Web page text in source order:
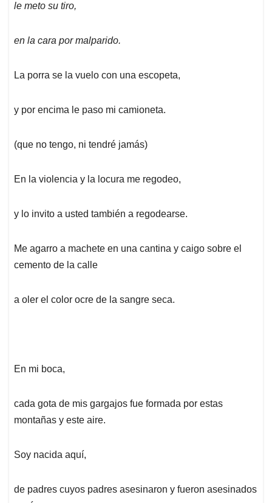
le meto su tiro,
en la cara por malparido.
La porra se la vuelo con una escopeta,
y por encima le paso mi camioneta.
(que no tengo, ni tendré jamás)
En la violencia y la locura me regodeo,
y lo invito a usted también a regodearse.
Me agarro a machete en una cantina y caigo sobre el
cemento de la calle
a oler el color ocre de la sangre seca.
En mi boca,
cada gota de mis gargajos fue formada por estas
montañas y este aire.
Soy nacida aquí,
de padres cuyos padres asesinaron y fueron asesinados